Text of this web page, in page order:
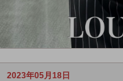
2023年05月18日